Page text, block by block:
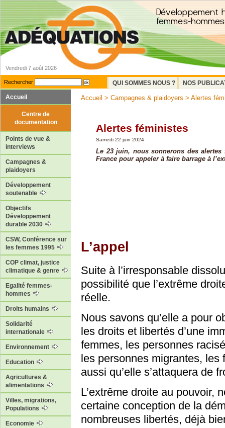
Vendredi 7 août 2026
Rechercher QUI SOMMES NOUS ?
NOS
Accueil
Centre de
documentation
Points de vue &
interviews
Campagnes &
plaidoyers
Développement
soutenable
Objectifs
Développement
durable 2030
CSW, Conférence sur
les femmes 1995
COP climat, justice
climatique & genre
Egalité femmes-
hommes
Droits humains
Solidarité
internationale
Environnement
Education
Agricultures &
alimentations
Villes, migrations,
Populations
Economie
Accueil > Campagnes & plaidoyers > Alertes
Alertes féministes
Samedi 22 juin 2024
Le 23 juin, nous sonnerons des alertes
France pour appeler à faire barrage à
L’appel
Suite à l’irresponsable
possibilité que l’extrême
réelle.
Nous savons qu’elle a pour
les droits et libertés d’une
femmes, les personnes
les personnes migrantes,
aussi qu’elle s’attaquera de
L’extrême droite au pouvoir,
certaine conception de la
nombreuses libertés, déjà